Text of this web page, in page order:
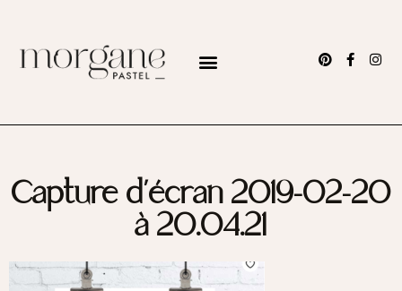
Capture d’écran 2019-02-20
à 20.04.21